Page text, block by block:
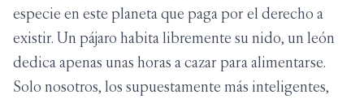
especie en este planeta que paga por el derecho a
existir. Un pájaro habita libremente su nido, un león
dedica apenas unas horas a cazar para alimentarse.
Solo nosotros, los supuestamente más inteligentes,